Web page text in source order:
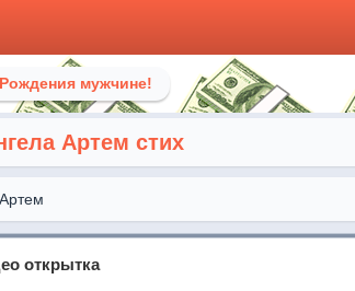
мужчине!
Артем стих
Артем
открытка